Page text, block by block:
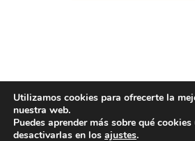
Utilizamos cookies para ofrecerte la
nuestra web.
Puedes aprender más sobre qué
desactivarlas en los ajustes.